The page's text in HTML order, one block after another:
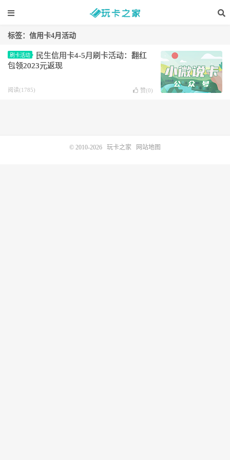
标签：信用卡4月活动
刷卡活动
民生信用卡4-5月刷卡活动：翻红
包领2023元返现
阅读(1785) 赞(0)
© 2010-2026 玩卡之家 网站地图